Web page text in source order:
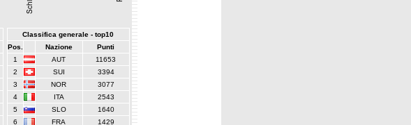
Classifica generale - top10
Pos.
Nazione
Punti
1
AUT
11653
2
SUI
3394
3
NOR
3077
4
ITA
2543
5
SLO
1640
6
FRA 1429